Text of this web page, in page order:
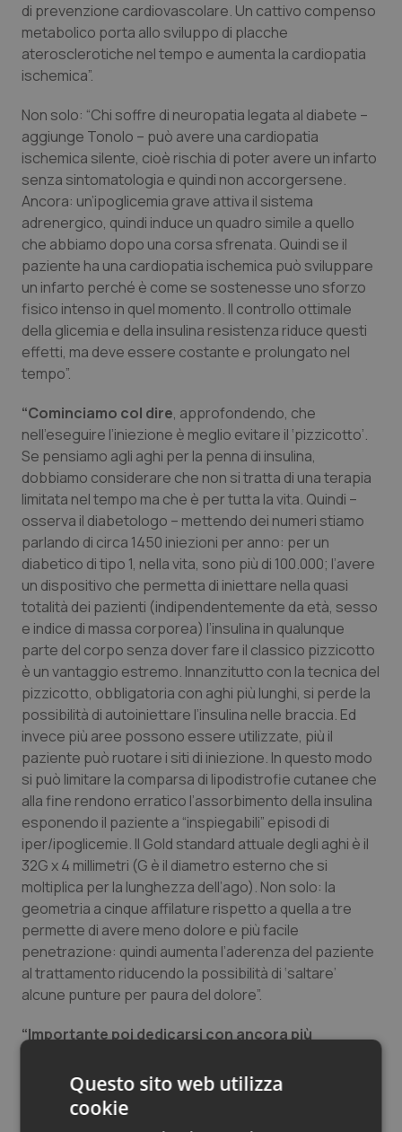
Oncologia & Nutrizione
Psoriasi & pelle
Quotidiano Cardiologia
Quotidiano Chirurgia
Quotidiano Oncologia
Quotidiano Pediatria
Rene & patologie urogenitali
Salute orale & impianti
Tiroide
Tumore al seno
Tumore ovarico
Tumori del Polmone & Testa Collo
Tumori gastrointestinali
Ulcera & Reflusso
Vaccini
di prevenzione cardiovascolare. Un cattivo compenso
metabolico porta allo sviluppo di placche
aterosclerotiche nel tempo e aumenta la cardiopatia
ischemica”.
Non solo: “Chi soffre di neuropatia legata al diabete –
aggiunge Tonolo – può avere una cardiopatia
ischemica silente, cioè rischia di poter avere un infarto
senza sintomatologia e quindi non accorgersene.
Ancora: un’ipoglicemia grave attiva il sistema
adrenergico, quindi induce un quadro simile a quello
che abbiamo dopo una corsa sfrenata. Quindi se il
paziente ha una cardiopatia ischemica può sviluppare
un infarto perché è come se sostenesse uno sforzo
fisico intenso in quel momento. Il controllo ottimale
della glicemia e della insulina resistenza riduce questi
effetti, ma deve essere costante e prolungato nel
tempo”.
“Cominciamo col dire, approfondendo, che
nell’eseguire l’iniezione è meglio evitare il ‘pizzicotto’.
Se pensiamo agli aghi per la penna di insulina,
dobbiamo considerare che non si tratta di una terapia
limitata nel tempo ma che è per tutta la vita. Quindi –
osserva il diabetologo – mettendo dei numeri stiamo
parlando di circa 1450 iniezioni per anno: per un
diabetico di tipo 1, nella vita, sono più di 100.000; l’avere
un dispositivo che permetta di iniettare nella quasi
totalità dei pazienti (indipendentemente da età, sesso
e indice di massa corporea) l’insulina in qualunque
parte del corpo senza dover fare il classico pizzicotto
è un vantaggio estremo. Innanzitutto con la tecnica del
pizzicotto, obbligatoria con aghi più lunghi, si perde la
possibilità di autoiniettare l’insulina nelle braccia. Ed
invece più aree possono essere utilizzate, più il
paziente può ruotare i siti di iniezione. In questo modo
si può limitare la comparsa di lipodistrofie cutanee che
alla fine rendono erratico l’assorbimento della insulina
esponendo il paziente a “inspiegabili” episodi di
iper/ipoglicemie. Il Gold standard attuale degli aghi è il
32G x 4 millimetri (G è il diametro esterno che si
moltiplica per la lunghezza dell’ago). Non solo: la
geometria a cinque affilature rispetto a quella a tre
permette di avere meno dolore e più facile
penetrazione: quindi aumenta l’aderenza del paziente
al trattamento riducendo la possibilità di ‘saltare’
alcune punture per paura del dolore”.
“Importante poi dedicarsi con ancora più
da considerare: è il rapporto diametro esterno-
diametro interno. E’ fondamentale per permettere,
nonostante la forte riduzione del calibro esterno, di
Questo sito web utilizza
cookie